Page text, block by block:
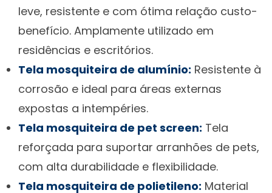
leve, resistente e com ótima relação custo-
benefício. Amplamente utilizado em
residências e escritórios.
Tela mosquiteira de alumínio: Resistente à
corrosão e ideal para áreas externas
expostas a intempéries.
Tela mosquiteira de pet screen: Tela
reforçada para suportar arranhões de pets,
com alta durabilidade e flexibilidade.
Tela mosquiteira de polietileno: Material